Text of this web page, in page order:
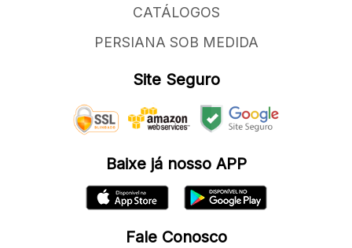
CATÁLOGOS
PERSIANA SOB MEDIDA
Site Seguro
Baixe já nosso APP
Fale Conosco